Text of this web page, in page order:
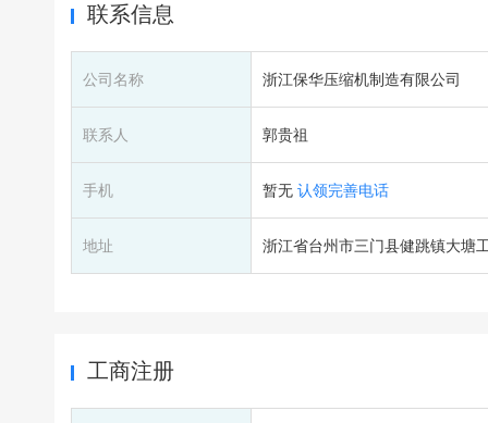
联系信息
公司名称 浙江保华压缩机制造有限公司
联系人 郭贵祖
手机 暂无 认领完善电话
地址 浙江省台州市三门县健跳镇大塘
工商注册